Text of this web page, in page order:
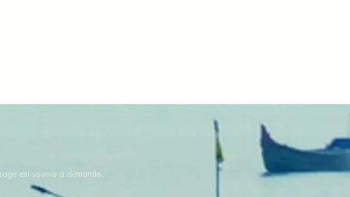
est soumis à demande.